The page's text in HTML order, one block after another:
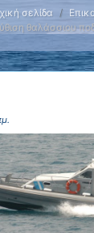
σελίδα
θαλάσσιου